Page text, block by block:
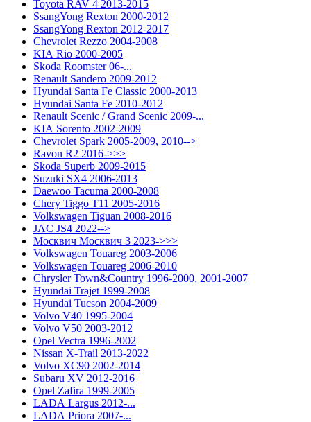
Toyota RAV 4 2013-2015
SsangYong Rexton 2000-2012
SsangYong Rexton 2012-2017
Chevrolet Rezzo 2004-2008
KIA Rio 2000-2005
Skoda Roomster 06-...
Renault Sandero 2009-2012
Hyundai Santa Fe Classic 2000-2013
Hyundai Santa Fe 2010-2012
Renault Scenic / Grand Scenic 2009-...
KIA Sorento 2002-2009
Chevrolet Spark 2005-2009, 2010-->
Ravon R2 2016->>>
Skoda Superb 2009-2015
Suzuki SX4 2006-2013
Daewoo Tacuma 2000-2008
Chery Tiggo T11 2005-2016
Volkswagen Tiguan 2008-2016
JAC JS4 2022-->
Москвич Москвич 3 2023->>>
Volkswagen Touareg 2003-2006
Volkswagen Touareg 2006-2010
Chrysler Town&Country 1996-2000, 2001-2007
Hyundai Trajet 1999-2008
Hyundai Tucson 2004-2009
Volvo V40 1995-2004
Volvo V50 2003-2012
Opel Vectra 1996-2002
Nissan X-Trail 2013-2022
Volvo XC90 2002-2014
Subaru XV 2012-2016
Opel Zafira 1999-2005
LADA Largus 2012-...
LADA Priora 2007-...